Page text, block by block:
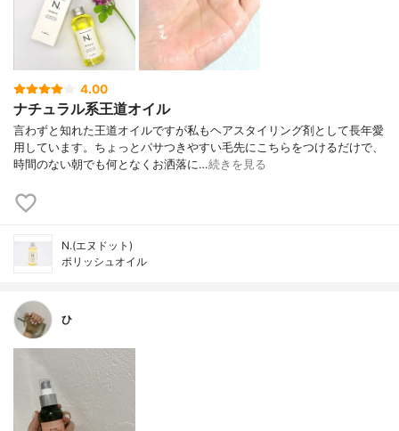
4.00
ナチュラル系王道オイル
言わずと知れた王道オイルですが私もヘアスタイリング剤として長年愛
用しています。ちょっとパサつきやすい毛先にこちらをつけるだけで、
時間のない朝でも何となくお洒落に…続きを見る
N.(エヌドット)
ポリッシュオイル
ひ